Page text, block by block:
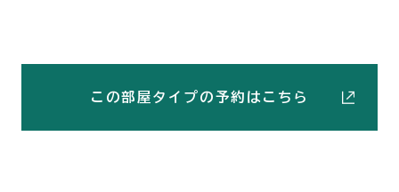
この部屋タイプの予約はこちら